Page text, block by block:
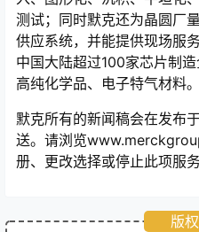
测试；同时默克还为晶圆厂
供应系统，并能提供现场服
中国大陆超过100家芯片制
高纯化学品、电子特气材料。
默克所有的新闻稿会在发布
送。请浏览
册、更改选择或停止此项服务
版